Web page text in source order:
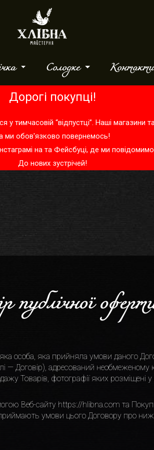
Солодке Контакти
Дорогі покупці!
у тимчасовій “відпустці”. Наші магазини
ми обов'язково повернемось!
на та Фейсбуці, де ми повідомимо
До нових зустрічей!
публiчної
особа, яка прийняла умови даного
— Договiр), адресований
Товарiв, фотографiї яких розмiщенi
Веб-сайту https://hlibna.com та
умови цього Договору про